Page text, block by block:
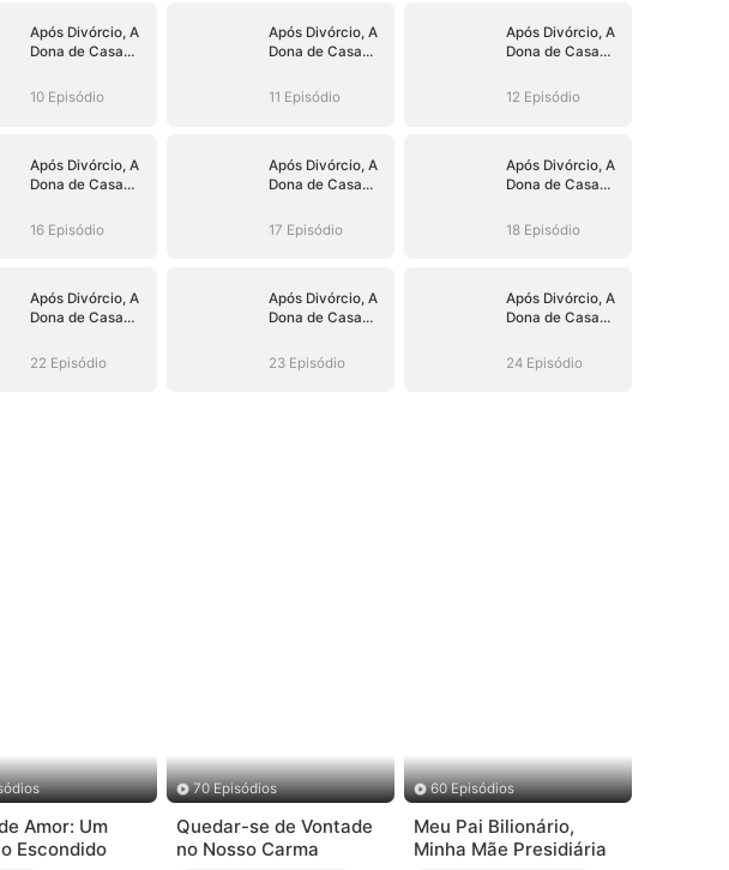
Após Divórcio, A
Dona de Casa
10 Episódio
Após Divórcio, A
Dona de Casa
11 Episódio
Após Divórcio, A
Dona de Casa
12 Episódio
Após Divórcio, A
Dona de Casa
16 Episódio
Após Divórcio, A
Dona de Casa
17 Episódio
Após Divórcio, A
Dona de Casa
18 Episódio
Após Divórcio, A
Dona de Casa
22 Episódio
Após Divórcio, A
Dona de Casa
23 Episódio
Após Divórcio, A
Dona de Casa
24 Episódio
Amor: Um
Escondido
70 Episódios
Quedar-se de Vontade
no Nosso Carma
60 Episódios
Meu Pai Bilionário,
Minha Mãe Presidiária